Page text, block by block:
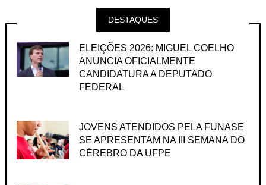
DESTAQUES
ELEIÇÕES 2026: MIGUEL COELHO
ANUNCIA OFICIALMENTE
CANDIDATURA A DEPUTADO
FEDERAL
JOVENS ATENDIDOS PELA FUNASE
SE APRESENTAM NA III SEMANA DO
CÉREBRO DA UFPE